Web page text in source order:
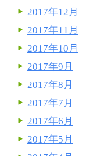
2017年12月
2017年11月
2017年10月
2017年9月
2017年8月
2017年7月
2017年6月
2017年5月